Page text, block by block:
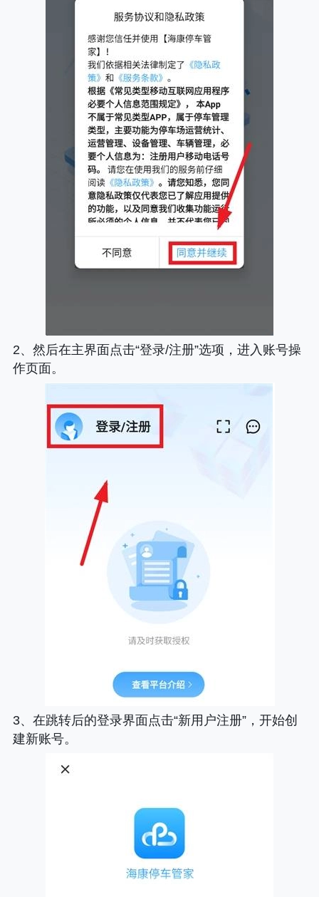
2、然后在主界面点击“登录/注册”选项，进入账号操
作页面。
3、在跳转后的登录界面点击“新用户注册”，开始创
建新账号。